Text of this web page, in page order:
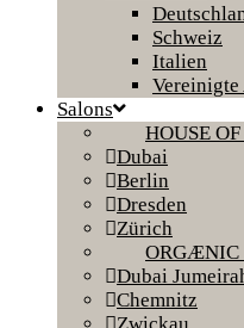
Schweiz
Italien
Vereinigte
Salons
HOUSE
Dubai
Berlin
Dresden
Zürich
ORGÆNIC
Dubai
Chemnitz